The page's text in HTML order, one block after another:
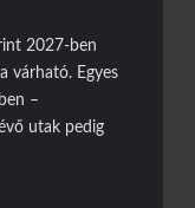
2027-ben
várható. Egyes
–
utak pedig